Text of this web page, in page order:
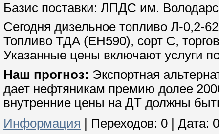
Базис поставки: ЛПДС им.
Сегодня дизельное топливо Л-0,2-
Топливо ТДА (ЕН590), сорт С,
Указанные цены включают услуги
Наш прогноз: Экспортная
дает нефтяникам премию долее
внутренние цены на ДТ должны
Информация | Переходов: 0 | Дата: